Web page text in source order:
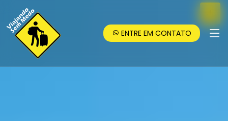
ENTRE EM CONTATO